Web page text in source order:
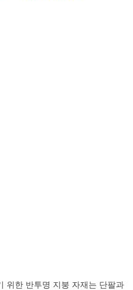
위한 반투명 지붕 자재는 단팔과